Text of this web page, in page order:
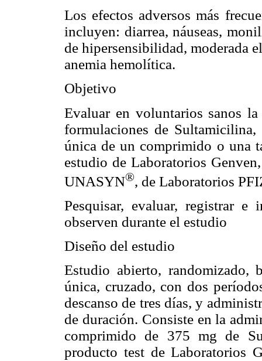
Los efectos adversos más
incluyen: diarrea, náuseas,
de hipersensibilidad, moderada
anemia hemolítica.
Objetivo
Evaluar en voluntarios sanos
formulaciones de
única de un comprimido o una
estudio de Laboratorios
UNASYN®, de Laboratorios
Pesquisar, evaluar, registrar e
observen durante el estudio
Diseño del estudio
Estudio abierto, randomizado,
única, cruzado, con dos
descanso de tres días, y
de duración. Consiste en la
comprimido de 375 mg de
producto test de Laboratorios